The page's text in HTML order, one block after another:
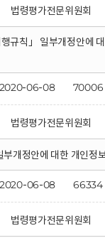
법령평가전문위원회
행규칙」 일부개정안에
2020-06-08 70006
법령평가전문위원회
부개정안에 대한 개인정
2020-06-08 66334
법령평가전문위원회